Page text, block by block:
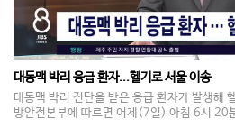
대동맥 박리 응급 환자...헬기로 서울 이송
대동맥 박리 진단을 받은 응급 환자가 발생해 헬기
방안전본부에 따르면 어제(7일) 아침 6시 20